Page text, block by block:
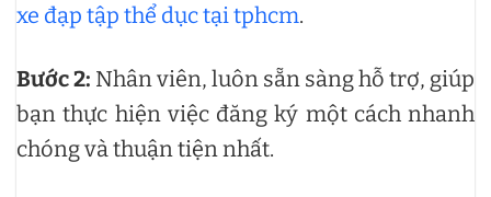
xe đạp tập thể dục tại tphcm.
Bước 2: Nhân viên, luôn sẵn sàng hỗ trợ, giúp
bạn thực hiện việc đăng ký một cách nhanh
chóng và thuận tiện nhất.